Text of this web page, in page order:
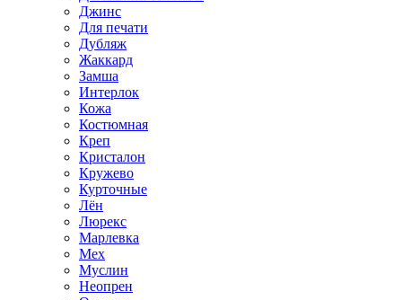
Джинс
Для печати
Дубляж
Жаккард
Замша
Интерлок
Кожа
Костюмная
Креп
Кристалон
Кружево
Курточные
Лён
Люрекс
Марлевка
Мех
Муслин
Неопрен